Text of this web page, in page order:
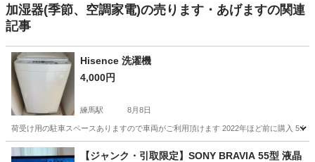
加湿器(季節、空調家電)の売ります・あげますの関連
記事
Hisence 洗濯機
4,000円
練馬駅 8月8日
荷受け用の駐車スペースありますので車両がご利用頂けます 2022年ほど前に購入
東京 練馬区 練馬駅 生活家電
【ジャンク・引取限定】SONY BRAVIA 55型 液晶